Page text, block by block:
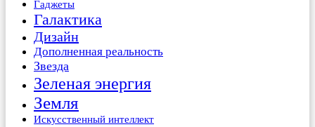
Гаджеты
Галактика
Дизайн
Дополненная реальность
Звезда
Зеленая энергия
Земля
Искусственный интеллект